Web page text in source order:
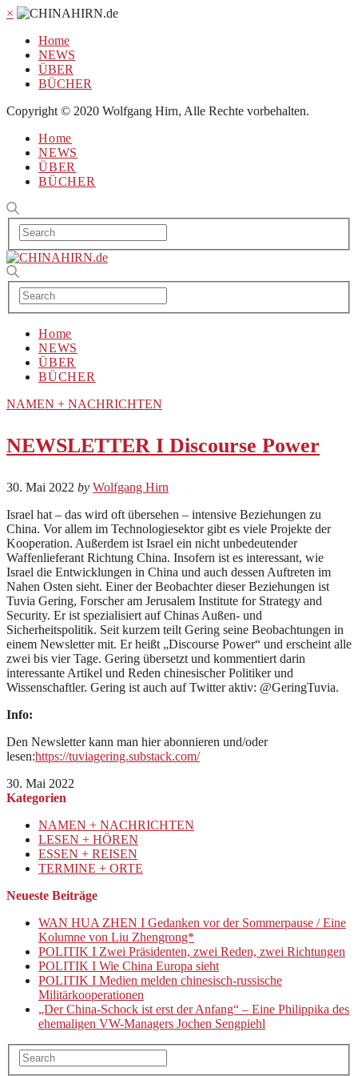
×
Home
NEWS
ÜBER
BÜCHER
Copyright © 2020 Wolfgang Hirn, Alle Rechte vorbehalten.
Home
NEWS
ÜBER
BÜCHER
Home
NEWS
ÜBER
BÜCHER
NAMEN + NACHRICHTEN
NEWSLETTER I Discourse Power
30. Mai 2022 by Wolfgang Hirn
Israel hat – das wird oft übersehen – intensive Beziehungen zu
China. Vor allem im Technologiesektor gibt es viele Projekte der
Kooperation. Außerdem ist Israel ein nicht unbedeutender
Waffenlieferant Richtung China. Insofern ist es interessant, wie
Israel die Entwicklungen in China und auch dessen Auftreten im
Nahen Osten sieht. Einer der Beobachter dieser Beziehungen ist
Tuvia Gering, Forscher am Jerusalem Institute for Strategy and
Security. Er ist spezialisiert auf Chinas Außen- und
Sicherheitspolitik. Seit kurzem teilt Gering seine Beobachtungen in
einem Newsletter mit. Er heißt „Discourse Power“ und erscheint alle
zwei bis vier Tage. Gering übersetzt und kommentiert darin
interessante Artikel und Reden chinesischer Politiker und
Wissenschaftler. Gering ist auch auf Twitter aktiv: @GeringTuvia.
Info:
Den Newsletter kann man hier abonnieren und/oder
lesen:https://tuviagering.substack.com/
30. Mai 2022
Kategorien
NAMEN + NACHRICHTEN
LESEN + HÖREN
ESSEN + REISEN
TERMINE + ORTE
Neueste Beiträge
WAN HUA ZHEN I Gedanken vor der Sommerpause / Eine
Kolumne von Liu Zhengrong*
POLITIK I Zwei Präsidenten, zwei Reden, zwei Richtungen
POLITIK I Wie China Europa sieht
POLITIK I Medien melden chinesisch-russische
Militärkooperationen
„Der China-Schock ist erst der Anfang“ – Eine Philippika des
ehemaligen VW-Managers Jochen Sengpiehl